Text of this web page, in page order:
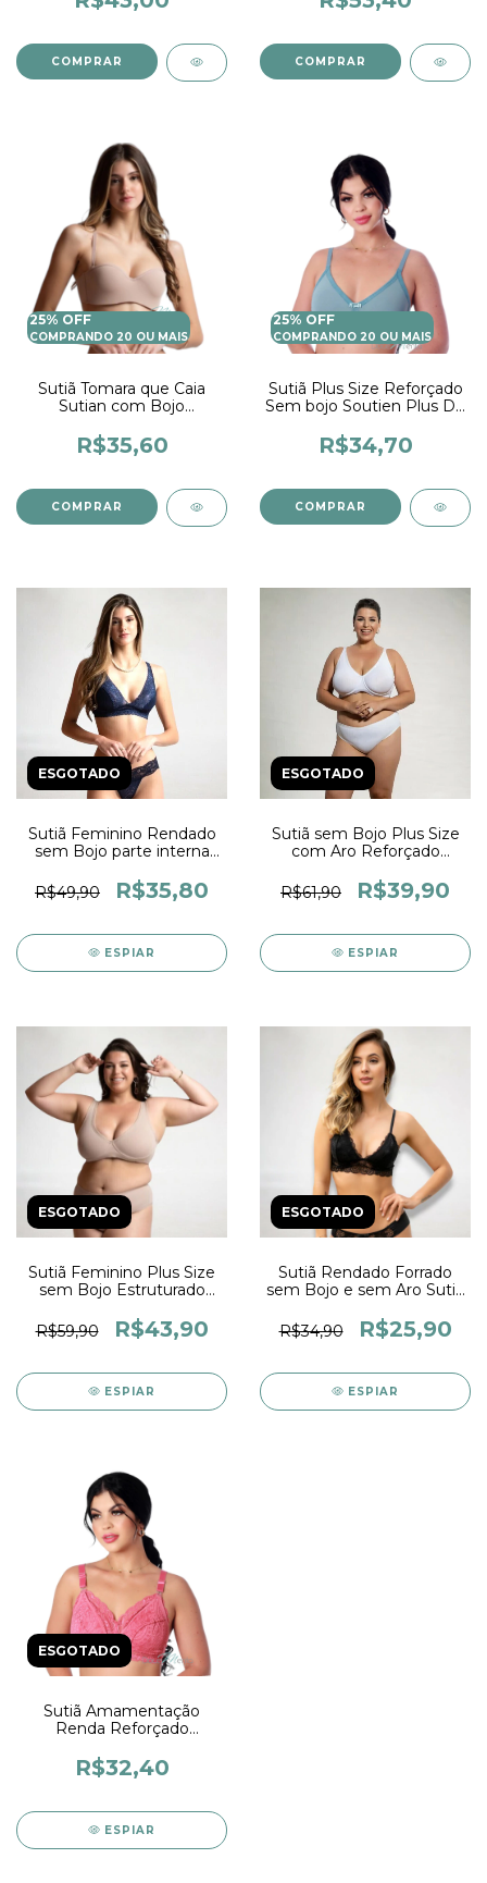
COMPRAR COMPRAR
25% OFF
COMPRANDO 20 OU MAIS
Sutiã Tomara que Caia
Sutian com Bojo
Sutia Reforçado
R$35,60
COMPRAR
25% OFF
COMPRANDO 20 OU MAIS
Sutiã Plus Size Reforçado
Sem bojo Soutien Plus De
Sustentação Lingerie
Sutia Feminina
R$34,70
COMPRAR
ESGOTADO
Sutiã Feminino Rendado
sem Bojo parte interna
fecho de três regulágens
R$49,90 R$35,80
ESPIAR
ESGOTADO
Sutiã sem Bojo Plus Size
com Aro Reforçado
Elástico Embutido Sutia
Feminino
R$61,90 R$39,90
ESPIAR
ESGOTADO
Sutiã Feminino Plus Size
sem Bojo Estruturado
Fecho com 3 Regulágens
R$59,90 R$43,90
ESPIAR
ESGOTADO
Sutiã Rendado Forrado
sem Bojo e sem Aro Sutia
Reguláveis Lingerie
Feminina
R$34,90 R$25,90
ESPIAR
ESGOTADO
Sutiã Amamentação
Renda Reforçado
Sutia Feminino com
abertura Para
R$32,40
ESPIAR